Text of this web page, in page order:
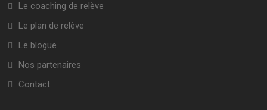
Le coaching de relève
Le plan de relève
Le blogue
Nos partenaires
Contact